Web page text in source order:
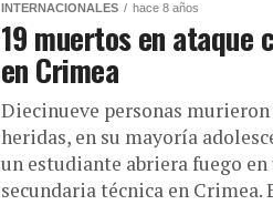
INTERNACIONALES hace 8 años
19 muertos en ataque
en Crimea
Diecinueve personas
heridas, en su mayoría
un estudiante abriera fuego en
secundaria técnica en Crimea.